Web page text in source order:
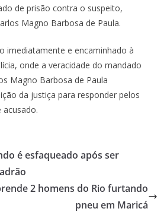
de prisão contra o suspeito,
Magno Barbosa de Paula.
imediatamente e encaminhado à
onde a veracidade do mandado
Magno Barbosa de Paula
da justiça para responder pelos
acusado.
é esfaqueado após ser
2 homens do Rio furtando
pneu em Maricá